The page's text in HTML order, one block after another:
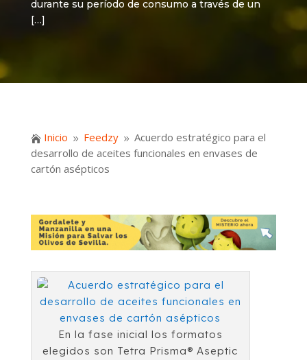
durante su período de consumo a través de un
[…]
 Inicio 9 Feedzy 9 Acuerdo estratégico para el
desarrollo de aceites funcionales en envases de
cartón asépticos
En la fase inicial los formatos
elegidos son Tetra Prisma® Aseptic